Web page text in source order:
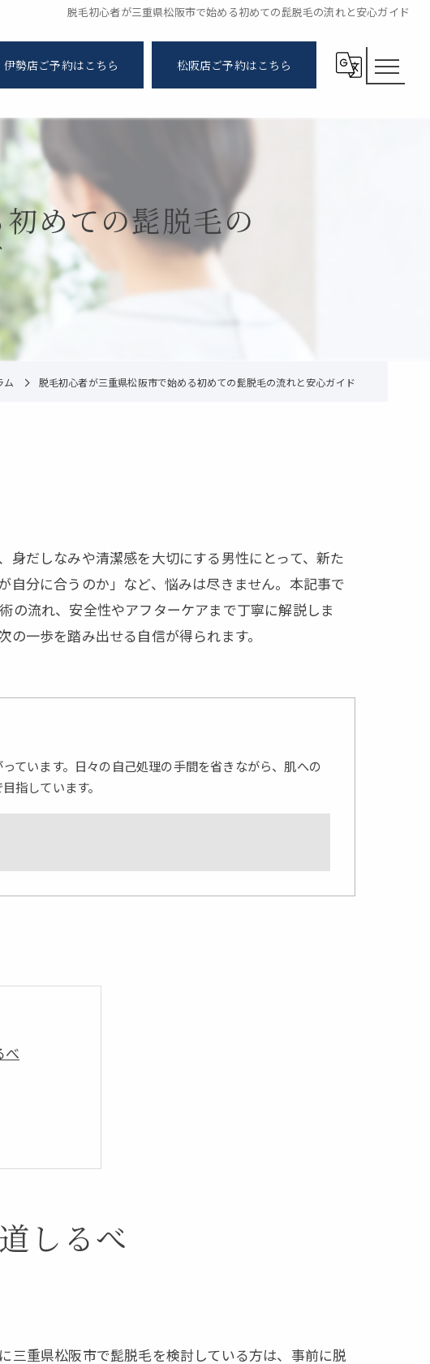
脱毛初心者が三重県松阪市で始める初めての髭脱毛の流れと安心ガイド
伊勢店ご予約はこちら 松阪店ご予約はこちら
めての髭脱毛の
ム 脱毛初心者が三重県松阪市で始める初めての髭脱毛の流れと安心ガイド
だしなみや清潔感を大切にする男性にとって、新た
分に合うのか」など、悩みは尽きません。本記事で
の流れ、安全性やアフターケアまで丁寧に解説しま
一歩を踏み出せる自信が得られます。
ています。日々の自己処理の手間を省きながら、肌への
指しています。
べ
しるべ
三重県松阪市で髭脱毛を検討している方は、事前に脱